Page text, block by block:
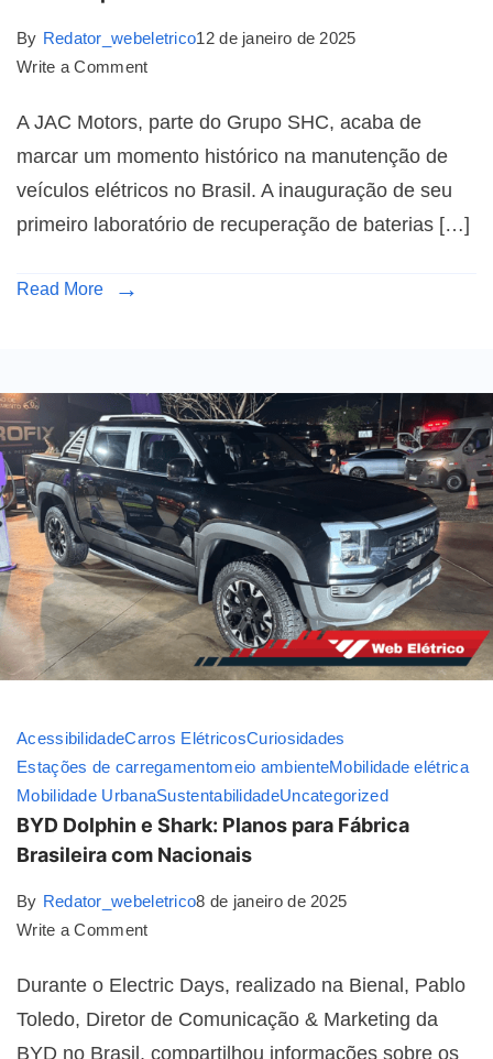
By Redator_webeletrico12 de janeiro de 2025
Write a Comment
A JAC Motors, parte do Grupo SHC, acaba de
marcar um momento histórico na manutenção de
veículos elétricos no Brasil. A inauguração de seu
primeiro laboratório de recuperação de baterias […]
Read More
AcessibilidadeCarros ElétricosCuriosidades
Estações de carregamentomeio ambienteMobilidade elétrica
Mobilidade UrbanaSustentabilidadeUncategorized
BYD Dolphin e Shark: Planos para Fábrica
Brasileira com Nacionais
By Redator_webeletrico8 de janeiro de 2025
Write a Comment
Durante o Electric Days, realizado na Bienal, Pablo
Toledo, Diretor de Comunicação & Marketing da
BYD no Brasil, compartilhou informações sobre os